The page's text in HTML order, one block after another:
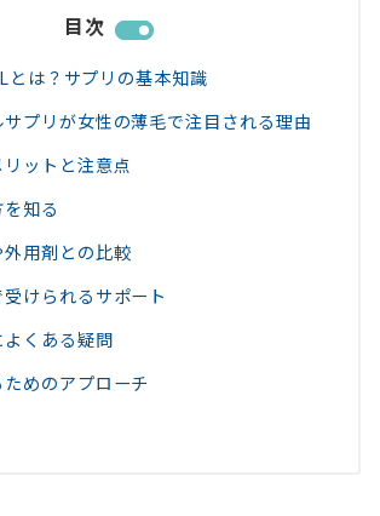
目次
とは？サプリの基本知識
プリが女性の薄毛で注目される理由
ットと注意点
知る
用剤との比較
けられるサポート
くある疑問
めのアプローチ